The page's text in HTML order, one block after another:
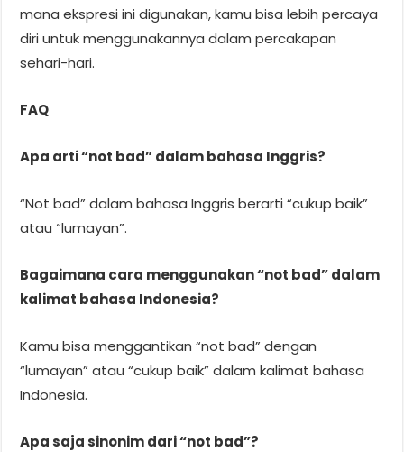
mana ekspresi ini digunakan, kamu bisa lebih percaya
diri untuk menggunakannya dalam percakapan
sehari-hari.
FAQ
Apa arti “not bad” dalam bahasa Inggris?
“Not bad” dalam bahasa Inggris berarti “cukup baik”
atau “lumayan”.
Bagaimana cara menggunakan “not bad” dalam
kalimat bahasa Indonesia?
Kamu bisa menggantikan “not bad” dengan
“lumayan” atau “cukup baik” dalam kalimat bahasa
Indonesia.
Apa saja sinonim dari “not bad”?